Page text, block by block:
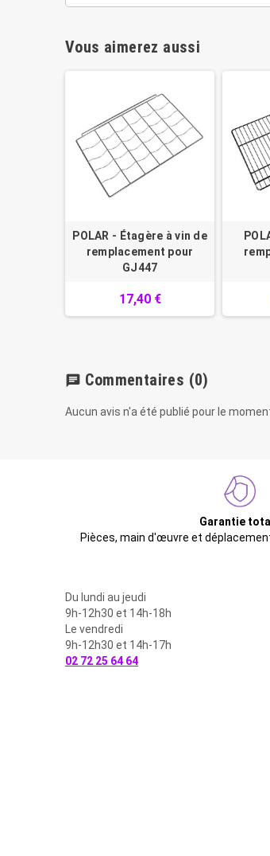
Vous aimerez aussi
POLAR - Étagère à vin de
remplacement pour
GJ447
17,40 €
chat Commentaires (0)
Aucun avis n'a été publié pour le
Garantie
Pièces, main d'œuvre et
Du lundi au jeudi
9h-12h30 et 14h-18h
Le vendredi
9h-12h30 et 14h-17h
02 72 25 64 64